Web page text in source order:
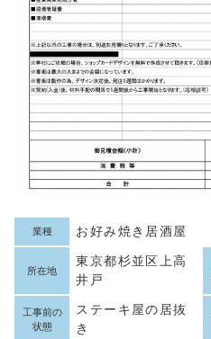
業種 お好み焼き居酒屋
所在地
東京都杉並区上高
井戸
工事前の
状態
ステーキ屋の居抜
き